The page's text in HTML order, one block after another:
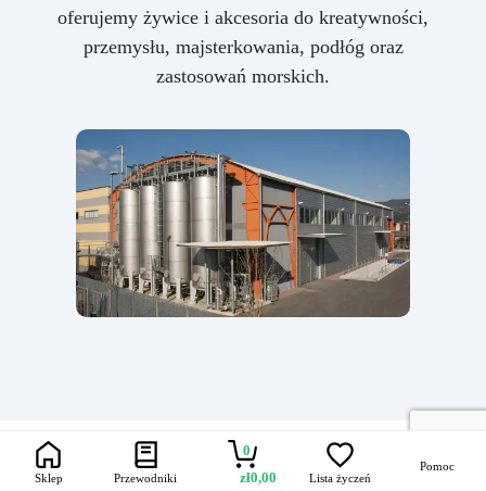
oferujemy żywice i akcesoria do kreatywności,
przemysłu, majsterkowania, podłóg oraz
zastosowań morskich.
Sklep Przewodniki
0
zł0,00 Lista życzeń
Pomoc